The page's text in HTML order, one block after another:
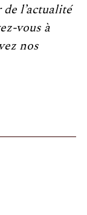
l’actualité
vous à
nos